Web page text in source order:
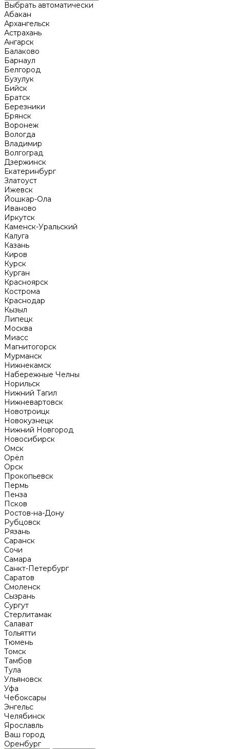
Выбрать автоматически
Абакан
Архангельск
Астрахань
Ангарск
Балаково
Барнаул
Белгород
Бузулук
Бийск
Братск
Березники
Брянск
Воронеж
Вологда
Владимир
Волгоград
Дзержинск
Екатеринбург
Златоуст
Ижевск
Йошкар-Ола
Иваново
Иркутск
Каменск-Уральский
Калуга
Казань
Киров
Курск
Курган
Красноярск
Кострома
Краснодар
Кызыл
Липецк
Москва
Миасс
Магнитогорск
Мурманск
Нижнекамск
Набережные Челны
Норильск
Нижний Тагил
Нижневартовск
Новотроицк
Новокузнецк
Нижний Новгород
Новосибирск
Омск
Орёл
Орск
Прокопьевск
Пермь
Пенза
Псков
Ростов-на-Дону
Рубцовск
Рязань
Саранск
Сочи
Самара
Санкт-Петербург
Саратов
Смоленск
Сызрань
Сургут
Стерлитамак
Салават
Тольятти
Тюмень
Томск
Тамбов
Тула
Ульяновск
Уфа
Чебоксары
Энгельс
Челябинск
Ярославль
Ваш город
Оренбург